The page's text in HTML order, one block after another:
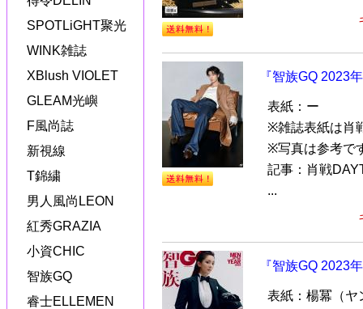
SPOTLiGHT聚光
WINK雑誌
XBlush VIOLET
GLEAM光嶼
F風尚誌
新視線
T錦繍
男人風尚LEON
紅秀GRAZIA
小資CHIC
智族GQ
睿士ELLEMEN
『智族GQ 2023
表紙：ー
※雑誌表紙は肖
※写真は参考で
記事：肖戦
...
『智族GQ 2023
表紙：楊冪（ヤ